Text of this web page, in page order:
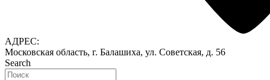
АДРЕС:
Московская область, г. Балашиха, ул. Советская, д. 56
Search